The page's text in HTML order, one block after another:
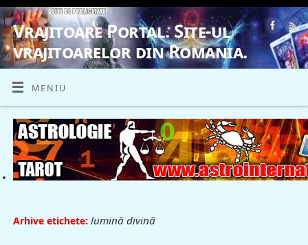
Vrajitoare Portal. Site-ul
vrajitoarelor din Romania.
VRAJITOARE, VRAJITOARELE, VRAJITOARE
MENIU
Arhive etichete: lumină divină